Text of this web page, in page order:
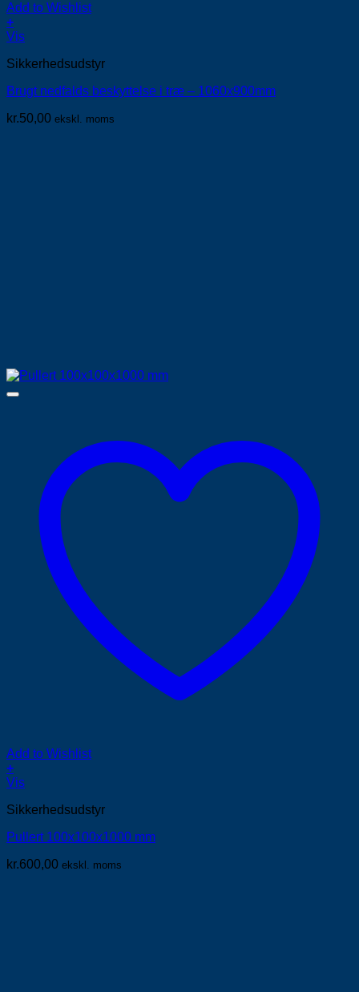
Add to Wishlist
+
Vis
Sikkerhedsudstyr
Brugt nedfalds beskyttelse i træ – 1060x900mm
kr.50,00 ekskl. moms
Add to Wishlist
+
Vis
Sikkerhedsudstyr
Pullert 100x100x1000 mm
kr.600,00 ekskl. moms